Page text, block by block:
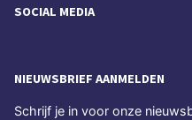
SOCIAL MEDIA
NIEUWSBRIEF AANMELDEN
Schrijf je in voor onze